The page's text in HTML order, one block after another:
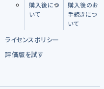
購入後につ
いて
購入後のお
手続きにつ
いて
ライセンスポリシー
評価版を試す